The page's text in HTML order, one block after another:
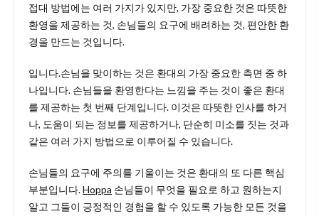
접대 방법에는 여러 가지가 있지만, 가장 중요한 것은 따뜻한
환영을 제공하는 것, 손님들의 요구에 배려하는 것, 편안한 환
경을 만드는 것입니다.
입니다.손님을 맞이하는 것은 환대의 가장 중요한 측면 중 하
나입니다. 손님들을 환영한다는 느낌을 주는 것이 좋은 환대
를 제공하는 첫 번째 단계입니다. 이것은 따뜻한 인사를 하거
나, 도움이 되는 정보를 제공하거나, 단순히 미소를 짓는 것과
같은 여러 가지 방법으로 이루어질 수 있습니다.
손님들의 요구에 주의를 기울이는 것은 환대의 또 다른 핵심
부분입니다.Hoppa 손님들이 무엇을 필요로 하고 원하는지
알고 그들이 긍정적인 경험을 할 수 있도록 가능한 모든 것을